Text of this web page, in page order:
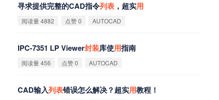
寻求提供完整的CAD指令列表 ，超实用
阅读量 4882 点赞 0 AUTOCAD
IPC-7351 LP Viewer封装库使用指南
阅读量 456 点赞 0 AUTOCAD
CAD输入列表错误怎么解决？超实用教程！